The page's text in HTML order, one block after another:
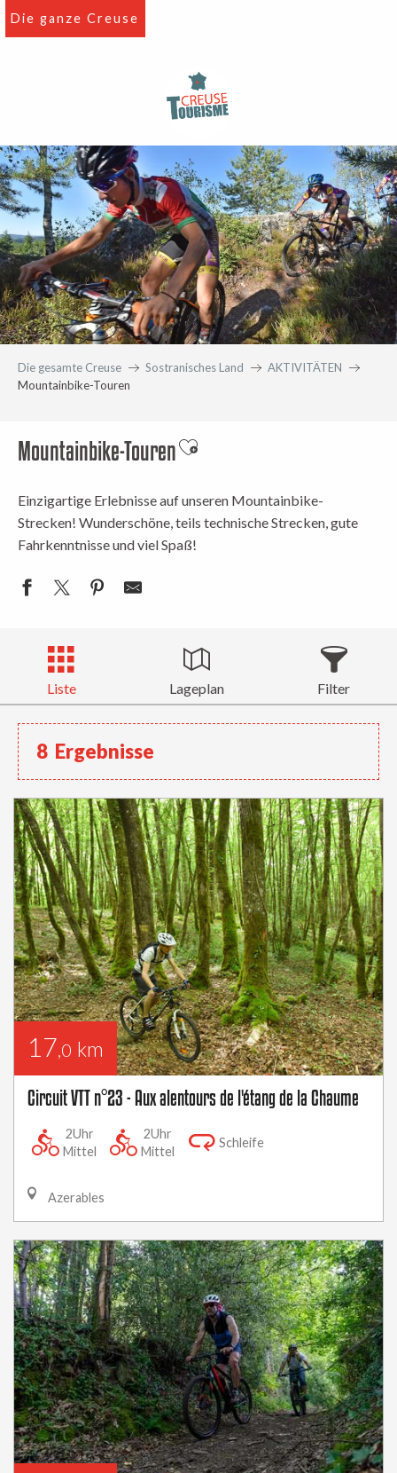
Aller
Die ganze Creuse
Die gesamte Creuse Sostranisches Land
AKTIVITÄTEN
Mountainbike-Touren
Mountainbike-TourenAjouter aux favoris
Einzigartige Erlebnisse auf unseren Mountainbike-
Strecken! Wunderschöne, teils technische Strecken, gute
Fahrkenntnisse und viel Spaß!
Liste Lageplan Filter
8 Ergebnisse
17,0 km
Circuit VTT n°23 - Aux alentours de l'étang de la Chaume
2Uhr
Mittel
2Uhr
Mittel
Schleife
Azerables